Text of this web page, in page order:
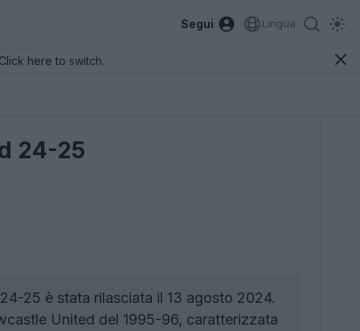
Segui Lingua
here to switch.
24-25
25 è stata rilasciata il 13 agosto 2024.
United del 1995-96, caratterizzata